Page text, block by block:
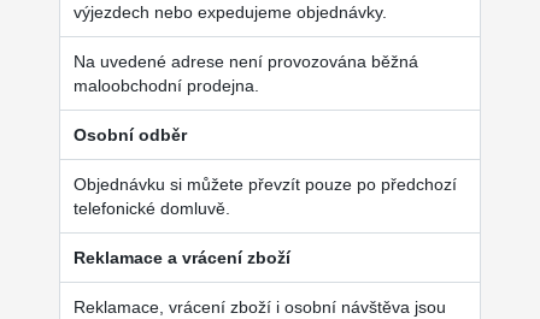
výjezdech nebo expedujeme objednávky.
Na uvedené adrese není provozována běžná
maloobchodní prodejna.
Osobní odběr
Objednávku si můžete převzít pouze po předchozí
telefonické domluvě.
Reklamace a vrácení zboží
Reklamace, vrácení zboží i osobní návštěva jsou